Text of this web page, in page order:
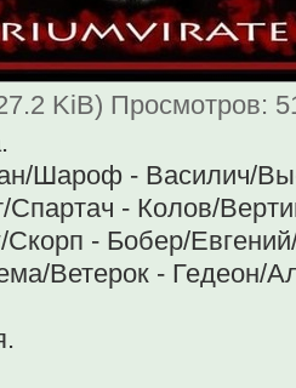
KiB) Просмотров:
Шароф - Василич/
- Колов/
Скорп - Бобер/
Ветерок - Гедеон/